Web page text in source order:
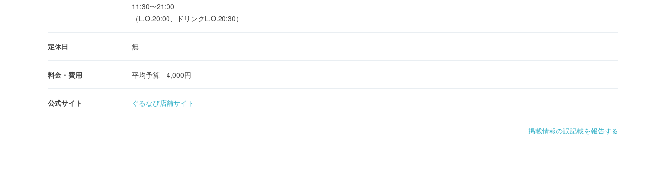
11:30〜21:00
（L.O.20:00、ドリンクL.O.20:30）
定休日 無
料金・費用 平均予算 4,000円
公式サイト ぐるなび店舗サイト
掲載情報の誤記載を報告する